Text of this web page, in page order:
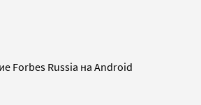
Forbes Russia на Android